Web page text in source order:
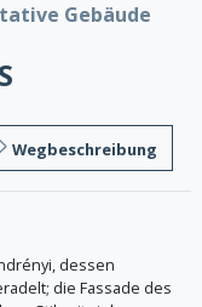
Gebäude
Wegbeschreibung
dessen
die Fassade des